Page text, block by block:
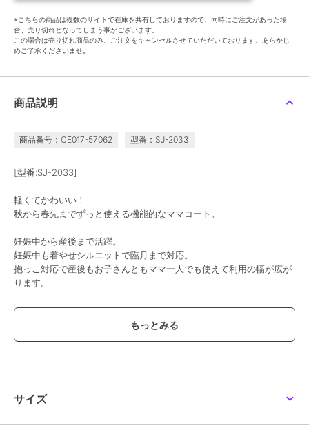
※こちらの商品は複数のサイトで在庫を共有しておりますので、同時にご注文があった場
合、売り切れとなってしまう事がございます。
この場合は売り切れ商品のみ、ご注文をキャンセルさせていただいております。あらかじ
めご了承くださいませ。
商品説明
商品番号：CE017-57062 型番：SJ-2033
[型番:SJ-2033]
軽くてかわいい！
秋から春先までずっと使える機能的なママコート。
妊娠中から産後まで活躍。
妊娠中も着やせシルエットで臨月まで対応。
抱っこ対応で産後もお子さんともママ一人でも使えて利用の幅が広が
ります。
◆使いまわせる3WAY◆
・マタニティコート
軽くて上質なコットン100%素材
赤ちゃんと敏感肌ママにやさしい天然素材。
サイズ